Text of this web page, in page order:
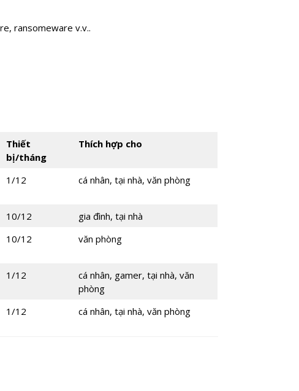
ransomeware v.v..
Thiết
bị/tháng
Thích hợp cho
1/12 cá nhân, tại nhà, văn phòng
10/12
gia đình, tại nhà
10/12 văn phòng
1/12
cá nhân, gamer, tại nhà, văn
phòng
1/12 cá nhân, tại nhà, văn phòng